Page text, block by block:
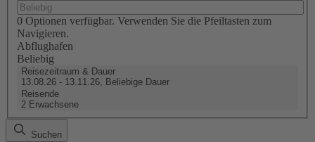
0 Optionen verfügbar. Verwenden Sie die Pfeiltasten zum
Navigieren.
Abflughafen
Beliebig
Reisezeitraum & Dauer
13.08.26 - 13.11.26, Beliebige Dauer
Reisende
2 Erwachsene
Suchen